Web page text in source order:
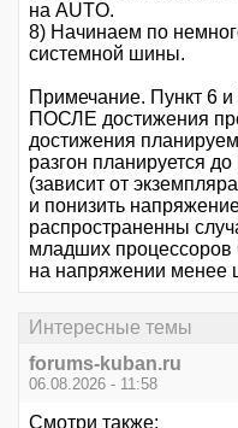
на AUTO.
8) Начинаем по
системной шины.
Примечание. Пункт 6 и
ПОСЛЕ достижения
достижения
разгон планируется
(зависит от
и понизить
распространенны
младших процессоров
на напряжении менее
Интересные темы
forums-kuban.ru
06.08.2026 - 11:58
Смотри также: